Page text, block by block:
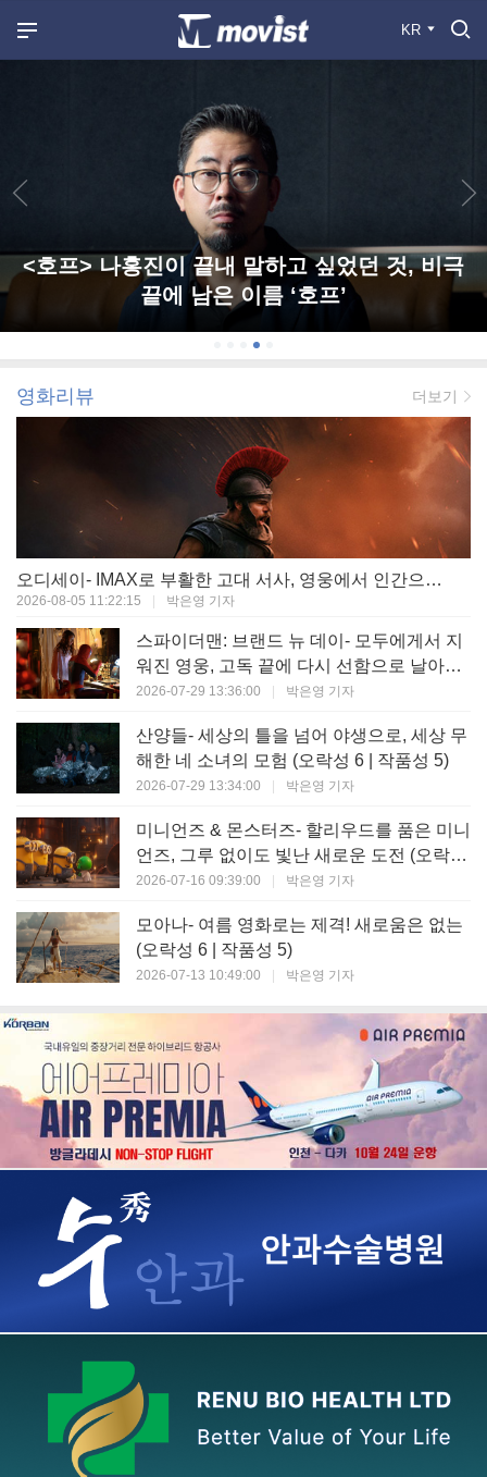
KR
<호프> 나홍진이 끝내 말하고 싶었던 것, 비극
끝에 남은 이름 ‘호프’
영화리뷰 더보기
오디세이- IMAX로 부활한 고대 서사, 영웅에서 인간으로의 귀환 (오락성 9 | 작품성 9)
2026-08-05 11:22:15 박은영 기자
스파이더맨: 브랜드 뉴 데이- 모두에게서 지
워진 영웅, 고독 끝에 다시 선함으로 날아오
르다 (오락성 8 | 작품성 8)
2026-07-29 13:36:00 박은영 기자
산양들- 세상의 틀을 넘어 야생으로, 세상 무
해한 네 소녀의 모험 (오락성 6 | 작품성 5)
2026-07-29 13:34:00 박은영 기자
미니언즈 & 몬스터즈- 할리우드를 품은 미니
언즈, 그루 없이도 빛난 새로운 도전 (오락성
7 | 작품성 6)
2026-07-16 09:39:00 박은영 기자
모아나- 여름 영화로는 제격! 새로움은 없는
(오락성 6 | 작품성 5)
2026-07-13 10:49:00 박은영 기자